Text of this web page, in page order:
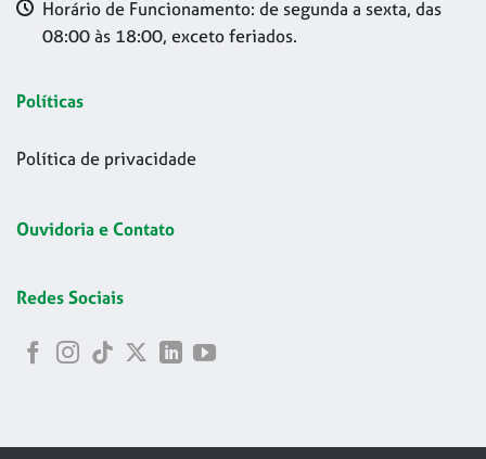
Horário de Funcionamento: de segunda a sexta, das
08:00 às 18:00, exceto feriados.
Políticas
Política de privacidade
Ouvidoria e Contato
Redes Sociais